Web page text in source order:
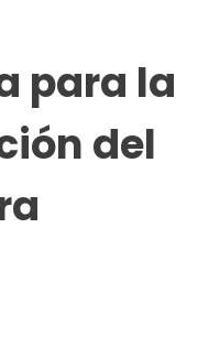
para la
del